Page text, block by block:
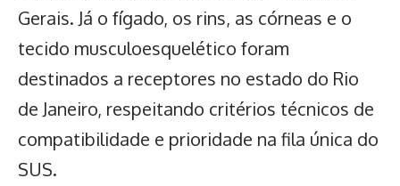
Gerais. Já o fígado, os rins, as córneas e o
tecido musculoesquelético foram
destinados a receptores no estado do Rio
de Janeiro, respeitando critérios técnicos de
compatibilidade e prioridade na fila única do
SUS.